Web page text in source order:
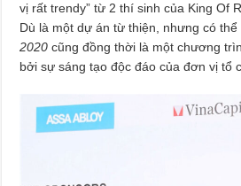
vị rất trendy” từ 2 thí sinh của King Of
Dù là một dự án từ thiện, nhưng có
2020 cũng đồng thời là một chương
bởi sự sáng tạo độc đáo của đơn vị tổ